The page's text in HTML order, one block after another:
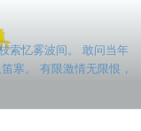
索忆雾波间。 敢问当年
寒。 有限激情无限恨，